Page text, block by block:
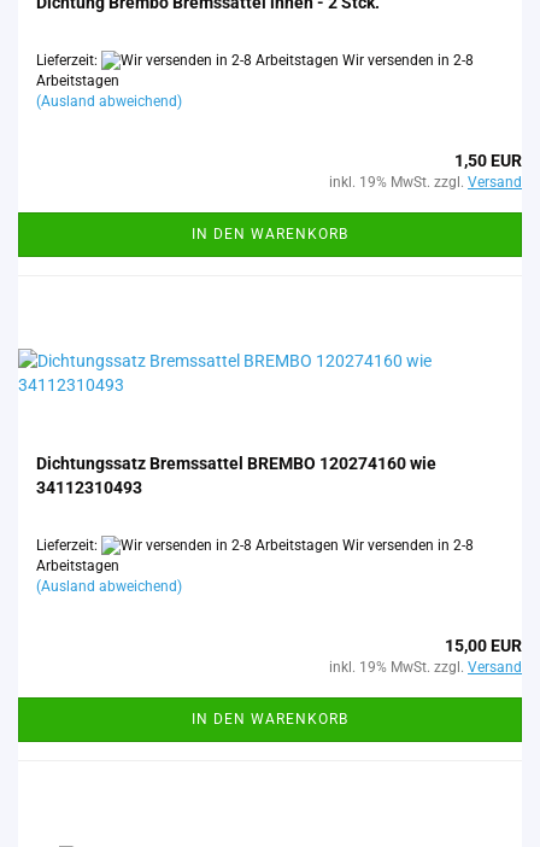
Lieferzeit:
Wir versenden in 2-8
Arbeitstagen
(Ausland abweichend)
1,50 EUR
inkl. 19% MwSt. zzgl. Versand
IN DEN WARENKORB
Dich­tungs­satz Brems­sat­tel BREM­BO 120274160 wie
34112310493
Lieferzeit:
Wir versenden in 2-8
Arbeitstagen
(Ausland abweichend)
15,00 EUR
inkl. 19% MwSt. zzgl. Versand
IN DEN WARENKORB